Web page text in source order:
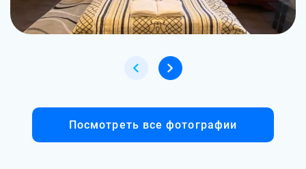
Посмотреть все фотографии